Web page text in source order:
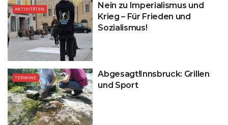
AKTIVITÄTEN
Nein zu Imperialismus und
Krieg – Für Frieden und
Sozialismus!
TERMINE
Abgesagt!Innsbruck: Grillen
und Sport